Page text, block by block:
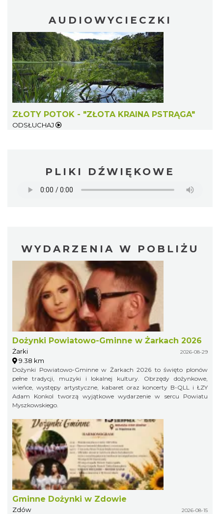
AUDIOWYCIECZKI
ZŁOTY POTOK - "ZŁOTA KRAINA PSTRĄGA"
ODSŁUCHAJ
PLIKI DŹWIĘKOWE
WYDARZENIA W POBLIŻU
Dożynki Powiatowo-Gminne w Żarkach 2026
Żarki 2026-08-29
9.38 km
Dożynki Powiatowo-Gminne w Żarkach 2026 to święto plonów
pełne tradycji, muzyki i lokalnej kultury. Obrzędy dożynkowe,
wieńce, występy artystyczne, kabaret oraz koncerty B-QLL i ŁZY
Adam Konkol tworzą wyjątkowe wydarzenie w sercu Powiatu
Myszkowskiego.
Gminne Dożynki w Zdowie
Zdów 2026-08-15